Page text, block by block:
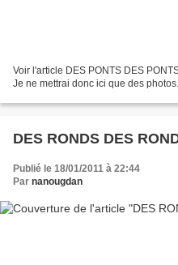
Voir l'article DES PONTS DES
Je ne mettrai donc ici que des photos.
DES RONDS DES
Publié le 18/01/2011 à 22:44
Par nanougdan